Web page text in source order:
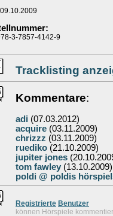
09.10.2009
3-7857-4142-9
Tracklisting
Kommentare:
adi (07.03.2012)
acquire (03.11.2009)
chrizzz (03.11.2009)
ruediko (21.10.2009)
jupiter jones
tom fawley (13.10.2009)
poldi @ poldis
Registrierte Benutzer
können Hörspiele